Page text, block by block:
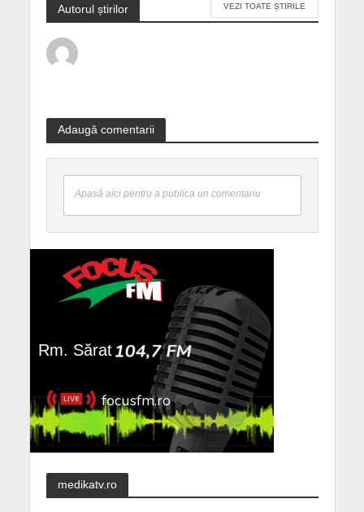
Autorul știrilor VEZI TOATE ȘTIRILE
Adaugă comentarii
Apasă aici pentru a publica un comentariu
medikatv.ro